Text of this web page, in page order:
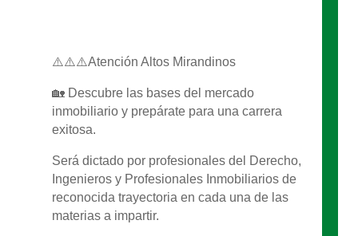
⚠️⚠️⚠️Atención Altos Mirandinos
🏡 Descubre las bases del mercado
inmobiliario y prepárate para una carrera
exitosa.
Será dictado por profesionales del Derecho,
Ingenieros y Profesionales Inmobiliarios de
reconocida trayectoria en cada una de las
materias a impartir.